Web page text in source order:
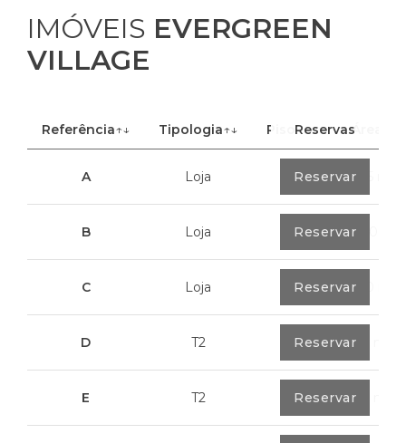
IMÓVEIS EVERGREEN
VILLAGE
Referência↑↓ Tipologia↑↓ Piso ↑↓ Área
Reservas
A Loja 40,85 m²
Reservar
B Loja 100,70 m²
Reservar
C Loja 113,20 m²
Reservar
D T2 79,7 m²
Reservar
E T2 89,2 m²
Reservar